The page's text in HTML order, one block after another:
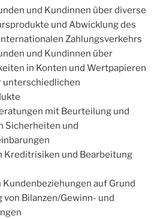
und Kundinnen über diverse
und Abwicklung des
Zahlungsverkehrs
und Kundinnen über
in Konten und Wertpapieren
unterschiedlichen
mit Beurteilung und
Sicherheiten und
Kreditrisiken und Bearbeitung
auf Grund
Bilanzen/Gewinn- und